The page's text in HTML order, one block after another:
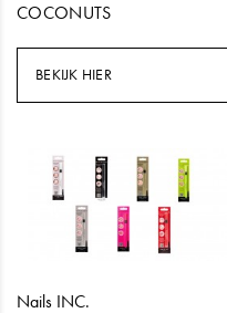
COCONUTS
BEKIJK HIER
Nails INC.